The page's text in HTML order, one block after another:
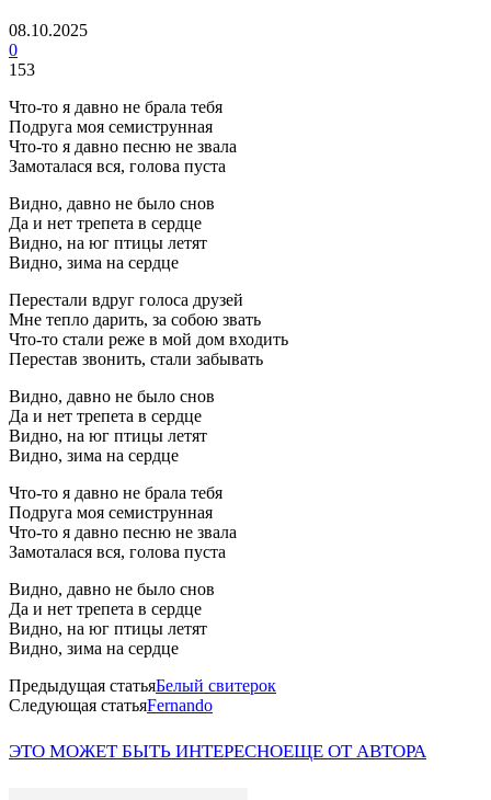
08.10.2025
0
153
Что-то я давно не брала тебя
Подруга моя семиструнная
Что-то я давно песню не звала
Замоталася вся, голова пуста
Видно, давно не было снов
Да и нет трепета в сердце
Видно, на юг птицы летят
Видно, зима на сердце
Перестали вдруг голоса друзей
Мне тепло дарить, за собою звать
Что-то стали реже в мой дом входить
Перестав звонить, стали забывать
Видно, давно не было снов
Да и нет трепета в сердце
Видно, на юг птицы летят
Видно, зима на сердце
Что-то я давно не брала тебя
Подруга моя семиструнная
Что-то я давно песню не звала
Замоталася вся, голова пуста
Видно, давно не было снов
Да и нет трепета в сердце
Видно, на юг птицы летят
Видно, зима на сердце
Предыдущая статьяБелый свитерок
Следующая статьяFernando
ЭТО МОЖЕТ БЫТЬ ИНТЕРЕСНОЕЩЕ ОТ АВТОРА